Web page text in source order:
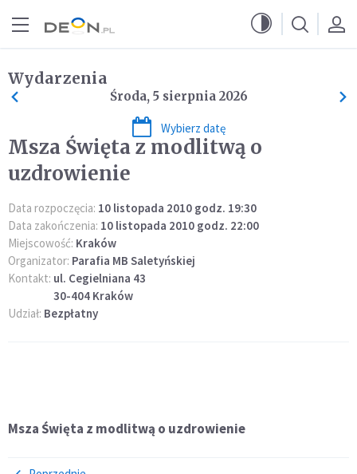
Wydarzenia
Środa, 5 sierpnia 2026
Wybierz datę
Msza Święta z modlitwą o
uzdrowienie
Data rozpoczęcia: 10 listopada 2010 godz. 19:30
Data zakończenia: 10 listopada 2010 godz. 22:00
Miejscowość: Kraków
Organizator: Parafia MB Saletyńskiej
Kontakt: ul. Cegielniana 43
30-404 Kraków
Udział: Bezpłatny
Msza Święta z modlitwą o uzdrowienie